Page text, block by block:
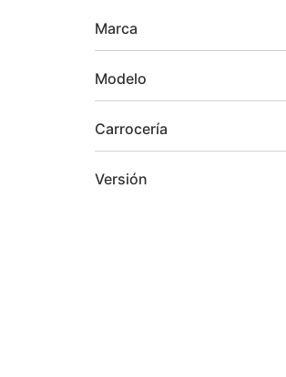
Marca
Modelo
Carrocería
Versión